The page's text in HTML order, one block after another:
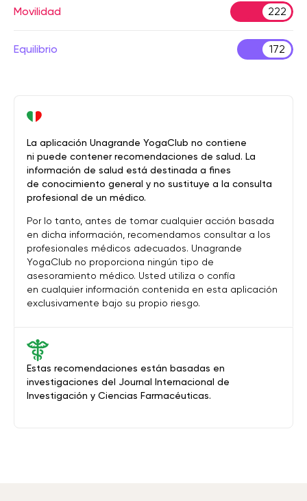
Movilidad 222
Equilibrio 172
Estas recomendaciones están basadas en
investigaciones del Journal Internacional de
Investigación y Ciencias Farmacéuticas.
La aplicación Unagrande YogaClub no contiene
ni puede contener recomendaciones de salud. La
información de salud está destinada a fines
de conocimiento general y no sustituye a la consulta
profesional de un médico.
Por lo tanto, antes de tomar cualquier acción basada
en dicha información, recomendamos consultar a los
profesionales médicos adecuados. Unagrande
YogaClub no proporciona ningún tipo de
asesoramiento médico. Usted utiliza o confía
en cualquier información contenida en esta aplicación
exclusivamente bajo su propio riesgo.